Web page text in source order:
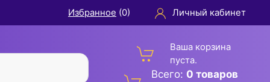
Избранное (0) Личный кабинет
Ваша корзина
пуста.
Всего: 0 товаров